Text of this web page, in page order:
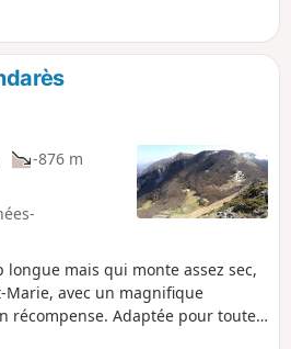
-876 m
mais qui monte assez sec,
avec un magnifique
récompense. Adaptée pour toutes